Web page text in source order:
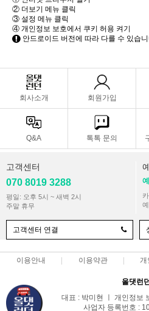
② 더보기 메뉴 클릭
③ 설정 메뉴 클릭
④ 개인정보 보호에서 쿠키 허용 켜기
안드로이드 버전에 따라 다를 수 있습
회사소개 회원가입
Q&A 톡톡 문의
고객센터
070 8019 3288
평일: 오후 5시 ~ 새벽 2시
주말 휴무
고객센터 연결
이용안내 이용약관 개
올댓런
대표 : 박미현 ㅣ 개인정보
사업자 등록번호 :